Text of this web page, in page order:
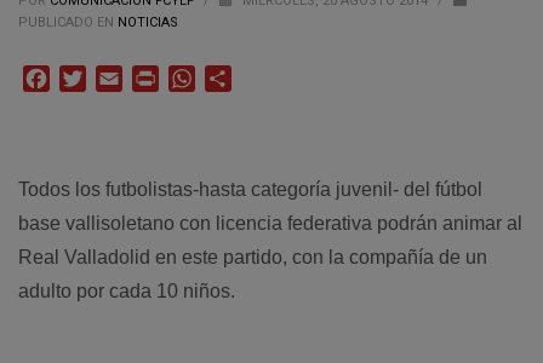
PUBLICADO EN NOTICIAS
FacebookTwitterEmail Print WhatsApp
Todos los futbolistas-hasta categoría juvenil- del fútbol
base vallisoletano con licencia federativa podrán animar al
Real Valladolid en este partido, con la compañía de un
adulto por cada 10 niños.